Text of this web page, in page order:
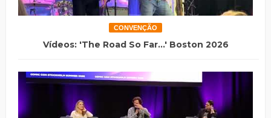
CONVENÇÃO
Vídeos: 'The Road So Far...' Boston 2026